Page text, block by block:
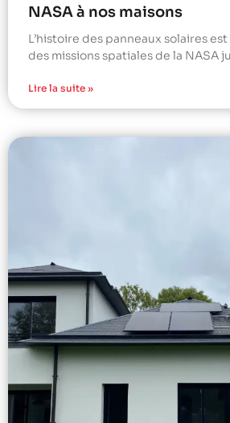
NASA à nos maisons
L’histoire des panneaux solaires
des missions spatiales de la NASA
Lire la suite »